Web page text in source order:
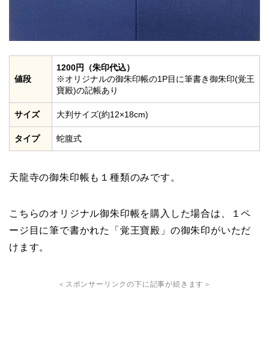
値段
1200円（朱印代込）
※オリジナルの御朱印帳の1P目に筆書き御朱印(覚王
寶殿)の記帳あり
サイズ 大判サイズ(約12×18cm)
タイプ 蛇腹式
天龍寺の御朱印帳も１種類のみです。
こちらのオリジナル御朱印帳を購入した場合は、１ペ
ージ目に筆で書かれた「覚王寶殿」の御朱印がいただ
けます。
＜スポンサーリンクの下に記事が続きます＞